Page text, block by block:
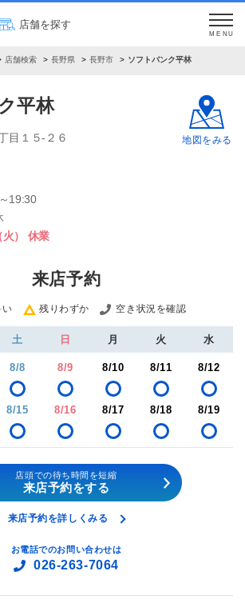
店舗を探す
MENU
店舗検索 長野県 長野市 ソフトバンク平林
平林
目１５‐２６
19:30
火） 休業
地図をみる
来店予約
い 残りわずか 空き状況を確認
土 日 月 火 水
8/8 8/9 8/10 8/11 8/12
8/15 8/16 8/17 8/18 8/19
店頭での待ち時間を短縮
来店予約をする
来店予約を詳しくみる
お電話でのお問い合わせは
026-263-7064